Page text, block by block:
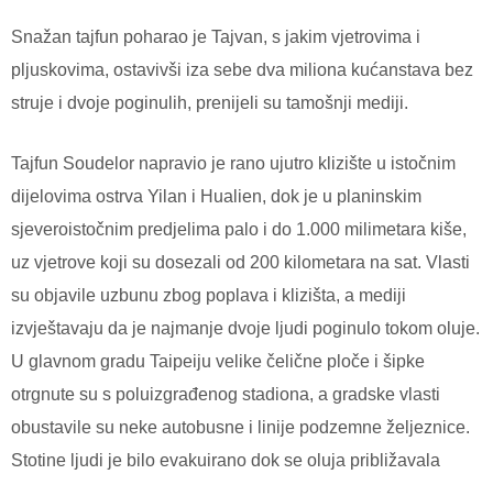
Snažan tajfun poharao je Tajvan, s jakim vjetrovima i
pljuskovima, ostavivši iza sebe dva miliona kućanstava bez
struje i dvoje poginulih, prenijeli su tamošnji mediji.
Tajfun Soudelor napravio je rano ujutro klizište u istočnim
dijelovima ostrva Yilan i Hualien, dok je u planinskim
sjeveroistočnim predjelima palo i do 1.000 milimetara kiše,
uz vjetrove koji su dosezali od 200 kilometara na sat. Vlasti
su objavile uzbunu zbog poplava i klizišta, a mediji
izvještavaju da je najmanje dvoje ljudi poginulo tokom oluje.
U glavnom gradu Taipeiju velike čelične ploče i šipke
otrgnute su s poluizgrađenog stadiona, a gradske vlasti
obustavile su neke autobusne i linije podzemne željeznice.
Stotine ljudi je bilo evakuirano dok se oluja približavala